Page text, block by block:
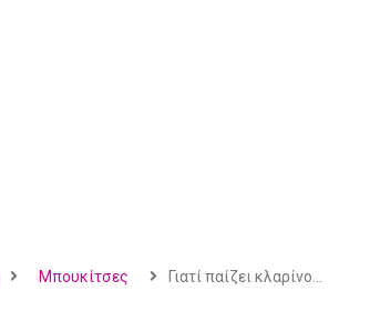
Mπουκίτσες Γιατί παίζει κλαρίνο…